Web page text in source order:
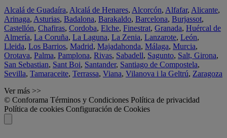
Alcalá de Guadaíra, Alcalá de Henares, Alcorcón, Alfafar, Alicante,
Arinaga, Asturias, Badalona, Barakaldo, Barcelona, Burjassot,
Castellón, Chafiras, Cordoba, Elche, Finestrat, Granada, Huércal de
Almería, La Coruña, La Laguna, La Zenia, Lanzarote, León,
Lleida, Los Barrios, Madrid, Majadahonda, Málaga, Murcia,
Orotava, Palma, Pamplona, Rivas, Sabadell, Sagunto, Salt, Girona,
San Sebastian, Sant Boi, Santander, Santiago de Compostela,
Sevilla, Tamaraceite, Terrassa, Viana, Vilanova i la Geltrú, Zaragoza
Ver más >>
© Conforama Términos y Condiciones Política de privacidad
Política de cookies Configuración de Cookies